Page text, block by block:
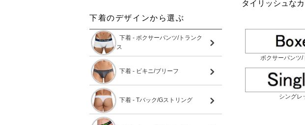
タイリッシュな
ボクサーパンツ/
シングレ
下着のデザインから選ぶ
下着 - ボクサーパンツ/トランク
ス
下着 - ビキニ/ブリーフ
下着 - Tバック/Gストリング